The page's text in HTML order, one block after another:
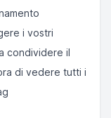
i vostri
condividere il
di vedere tutti i